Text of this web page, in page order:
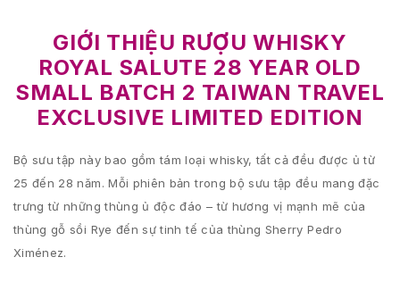
GIỚI THIỆU RƯỢU WHISKY
ROYAL SALUTE 28 YEAR OLD
SMALL BATCH 2 TAIWAN TRAVEL
EXCLUSIVE LIMITED EDITION
Bộ sưu tập này bao gồm tám loại whisky, tất cả đều được ủ từ
25 đến 28 năm. Mỗi phiên bản trong bộ sưu tập đều mang đặc
trưng từ những thùng ủ độc đáo – từ hương vị mạnh mẽ của
thùng gỗ sồi Rye đến sự tinh tế của thùng Sherry Pedro
Ximénez.